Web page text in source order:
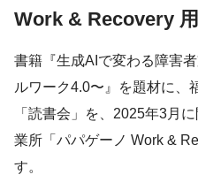
Work & Recovery 用
書籍『生成AIで変わる障害
ルワーク4.0〜』を題材に、
「読書会」を、2025年3月
業所「パパゲーノ Work &
す。